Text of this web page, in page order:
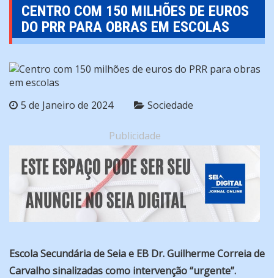
CENTRO COM 150 MILHÕES DE EUROS
DO PRR PARA OBRAS EM ESCOLAS
5 de Janeiro de 2024 Sociedade
Publicidade
Escola Secundária de Seia e EB Dr. Guilherme Correia de
Carvalho sinalizadas como intervenção “urgente”.